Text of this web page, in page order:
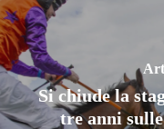
Si chiude la
tre anni